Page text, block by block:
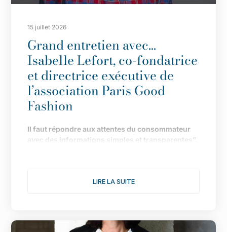
15 juillet 2026
Grand entretien avec…
Isabelle Lefort, co-fondatrice
et directrice exécutive de
l’association Paris Good
Fashion
Il faut répondre aux attentes du consommateur
avec des informations simples et transparentes”.
actions pour donner une nouvelle dimension à
fertiles pour votre association, notamment avec
LIRE LA SUITE